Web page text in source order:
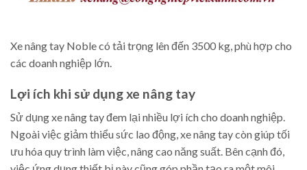
Xe nâng tay Noble có tải trọng lên đến 3500 kg, phù hợp cho
các doanh nghiệp lớn.
Lợi ích khi sử dụng xe nâng tay
Sử dụng xe nâng tay đem lại nhiều lợi ích cho doanh nghiệp.
Ngoài việc giảm thiểu sức lao động, xe nâng tay còn giúp tối
ưu hóa quy trình làm việc, nâng cao năng suất. Bên cạnh đó,